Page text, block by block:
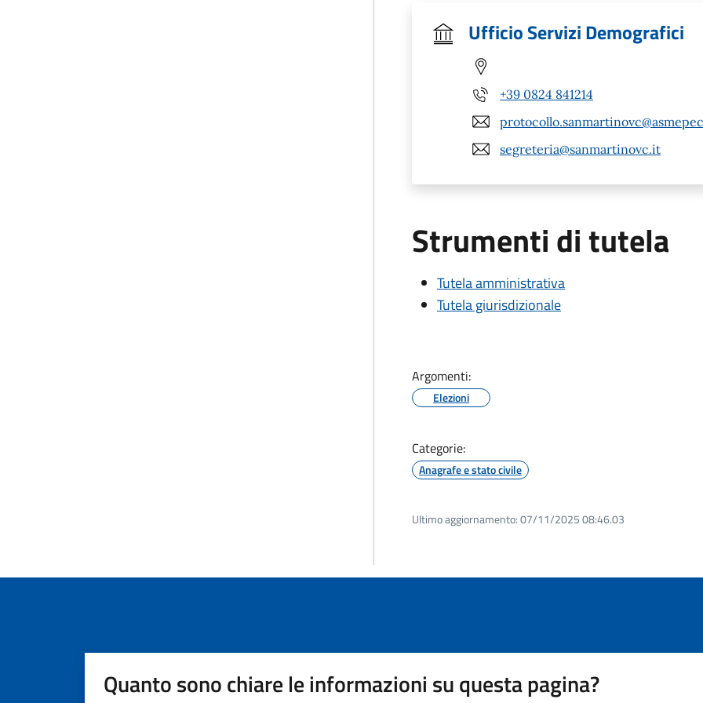
Ufficio Servizi Demografici
+39 0824 841214
segreteria@sanmartinovc.it
Strumenti di tutela
Tutela amministrativa
Tutela giurisdizionale
Argomenti:
Elezioni
Categorie:
Anagrafe e stato civile
Ultimo aggiornamento:07/11/2025 08:46.03
Quanto sono chiare le informazioni su questa pagina?